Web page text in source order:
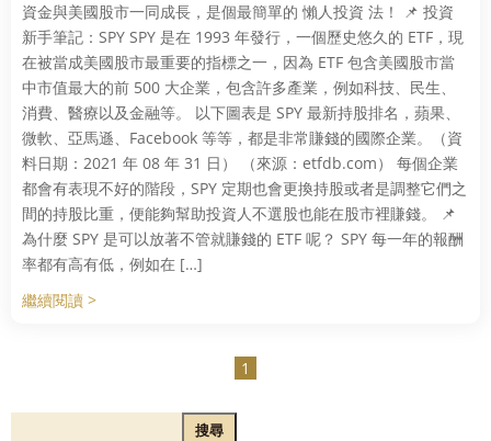
資金與美國股市一同成長，是個最簡單的 懶人投資 法！ 📌 投資
新手筆記：SPY SPY 是在 1993 年發行，一個歷史悠久的 ETF，現
在被當成美國股市最重要的指標之一，因為 ETF 包含美國股市當
中市值最大的前 500 大企業，包含許多產業，例如科技、民生、
消費、醫療以及金融等。 以下圖表是 SPY 最新持股排名，蘋果、
微軟、亞馬遜、Facebook 等等，都是非常賺錢的國際企業。（資
料日期：2021 年 08 年 31 日） （來源：etfdb.com） 每個企業
都會有表現不好的階段，SPY 定期也會更換持股或者是調整它們之
間的持股比重，便能夠幫助投資人不選股也能在股市裡賺錢。 📌
為什麼 SPY 是可以放著不管就賺錢的 ETF 呢？ SPY 每一年的報酬
率都有高有低，例如在 […]
繼續閱讀 >
1
搜尋